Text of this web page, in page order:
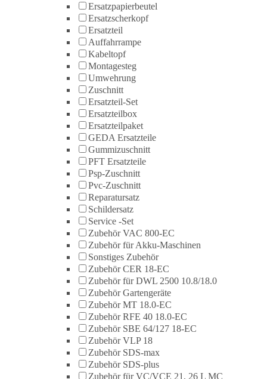
Ersatzpapierbeutel
Ersatzscherkopf
Ersatzteil
Auffahrrampe
Kabeltopf
Montagesteg
Umwehrung
Zuschnitt
Ersatzteil-Set
Ersatzteilbox
Ersatzteilpaket
GEDA Ersatzteile
Gummizuschnitt
PFT Ersatzteile
Psp-Zuschnitt
Pvc-Zuschnitt
Reparatursatz
Schildersatz
Service -Set
Zubehör VAC 800-EC
Zubehör für Akku-Maschinen
Sonstiges Zubehör
Zubehör CER 18-EC
Zubehör für DWL 2500 10.8/18.0
Zubehör Gartengeräte
Zubehör MT 18.0-EC
Zubehör RFE 40 18.0-EC
Zubehör SBE 64/127 18-EC
Zubehör VLP 18
Zubehör SDS-max
Zubehör SDS-plus
Zubehör für VC/VCE 21, 26 L MC